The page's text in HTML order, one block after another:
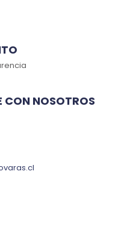
NOSOTROS